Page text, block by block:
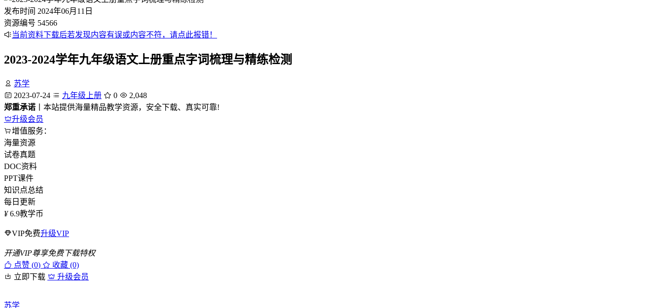
发布时间 2024年06月11日
资源编号 54566
当前资料下载后若发现内容有误或内容不符，请点此报错！
2023-2024学年九年级语文上册重点字词梳理与精练检测
苏学
2023-07-24
九年级上册 0
2,048
郑重承诺 丨本站提供海量精品教学资源，安全下载、真实可靠!
升级会员
增值服务：
海量资源
试卷真题
DOC资料
PPT课件
知识点总结
每日更新
¥ 6.9教学币
VIP免费升级VIP
开通VIP尊享免费下载特权
点赞 (0)
收藏 (0)
立即下载
升级会员
苏学